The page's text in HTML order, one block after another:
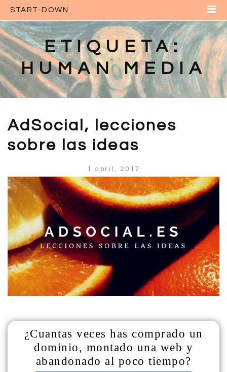
Inicio
Sobre Nosotros
Contacto
Tu Perfil
START-DOWN
ETIQUETA:
HUMAN MEDIA
AdSocial, lecciones
sobre las ideas
1 abril, 2017
¿Cuantas veces has comprado un
dominio, montado una web y
abandonado al poco tiempo?